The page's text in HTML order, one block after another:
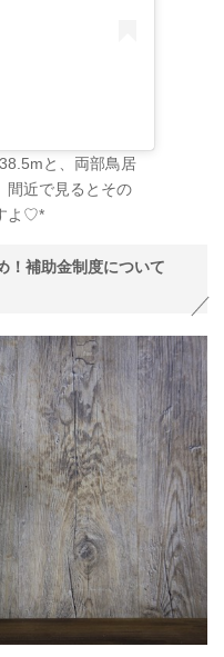
と、両部鳥居
間近で見るとその
よ♡*
！補助金制度について